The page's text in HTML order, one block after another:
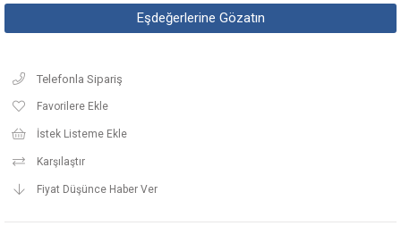
Eşdeğerlerine Gözatın
Telefonla Sipariş
Favorilere Ekle
İstek Listeme Ekle
Karşılaştır
Fiyat Düşünce Haber Ver